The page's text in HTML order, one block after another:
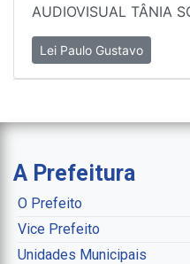
AUDIOVISUAL TÂNIA
Lei Paulo Gustavo
A Prefeitura
O Prefeito
Vice Prefeito
Unidades Municipais